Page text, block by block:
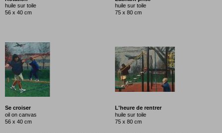
huile sur toile
56 x 40 cm
huile sur toile
75 x 80 cm
Se croiser
L'heure de rentrer
oil on canvas
56 x 40 cm
huile sur toile
75 x 80 cm